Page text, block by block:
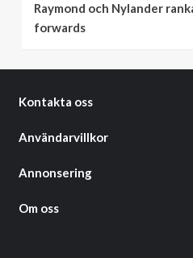
Raymond och Nylander
forwards
Kontakta oss
Användarvillkor
Annonsering
Om oss